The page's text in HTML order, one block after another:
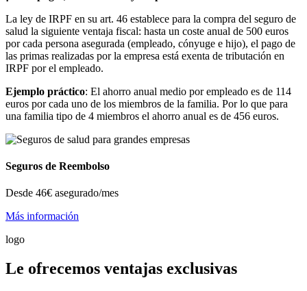
La ley de IRPF en su art. 46 establece para la compra del seguro de
salud la siguiente ventaja fiscal: hasta un coste anual de 500 euros
por cada persona asegurada (empleado, cónyuge e hijo), el pago de
las primas realizadas por la empresa está exenta de tributación en
IRPF por el empleado.
Ejemplo práctico: El ahorro anual medio por empleado es de 114
euros por cada uno de los miembros de la familia. Por lo que para
una familia tipo de 4 miembros el ahorro anual es de 456 euros.
Seguros de Reembolso
Desde 46€ asegurado/mes
Más información
logo
Le ofrecemos ventajas exclusivas